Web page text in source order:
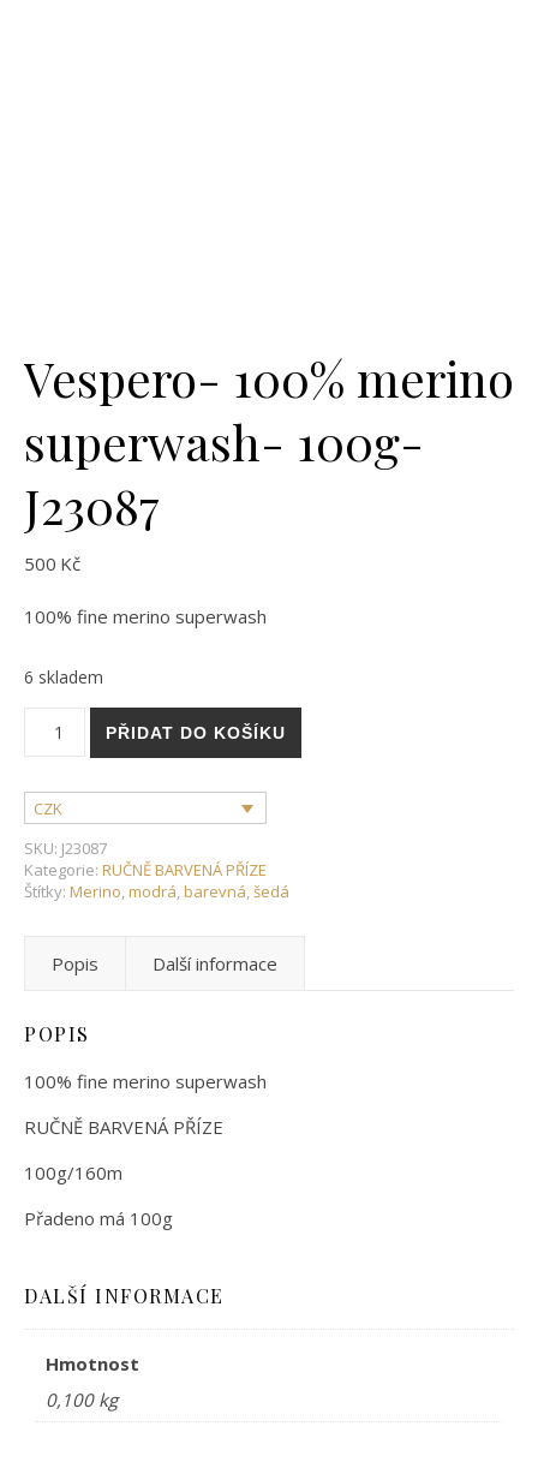
Vespero- 100% merino
superwash- 100g-
J23087
500 Kč
100% fine merino superwash
6 skladem
PŘIDAT DO KOŠÍKU
CZK
SKU: J23087
Kategorie: RUČNĚ BARVENÁ PŘÍZE
Štítky: Merino,modrá,barevná,šedá
Popis Další informace
POPIS
100% fine merino superwash
RUČNĚ BARVENÁ PŘÍZE
100g/160m
Přadeno má 100g
DALŠÍ INFORMACE
Hmotnost
0,100 kg